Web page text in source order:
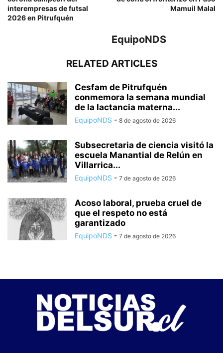
interempresas de futsal
2026 en Pitrufquén
Mamuil Malal
EquipoNDS
RELATED ARTICLES
Cesfam de Pitrufquén
conmemora la semana mundial
de la lactancia materna...
EquipoNDS - 8 de agosto de 2026
Subsecretaria de ciencia visitó la
escuela Manantial de Relún en
Villarrica...
EquipoNDS - 7 de agosto de 2026
Acoso laboral, prueba cruel de
que el respeto no está
garantizado
EquipoNDS - 7 de agosto de 2026